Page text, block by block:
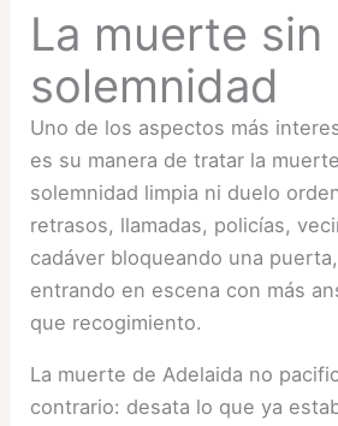
La muerte sin
solemnidad
Uno de los aspectos más
es su manera de tratar la
solemnidad limpia ni duelo
retrasos, llamadas, policías,
cadáver bloqueando una
entrando en escena con más
que recogimiento.
La muerte de Adelaida no
contrario: desata lo que ya